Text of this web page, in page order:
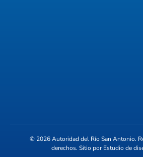
© 2026Autoridad del Río San Antonio.
derechos. Sitio porEstudio de